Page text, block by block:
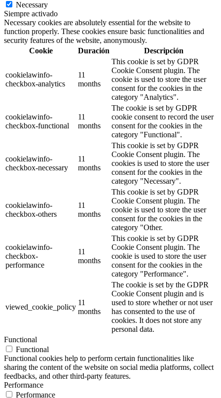
Necessary
Siempre activado
Necessary cookies are absolutely essential for the website to
function properly. These cookies ensure basic functionalities and
security features of the website, anonymously.
Cookie
Duración Descripción
cookielawinfo-
checkbox-analytics
11
months
This cookie is set by GDPR
Cookie Consent plugin. The
cookie is used to store the user
consent for the cookies in the
category "Analytics".
cookielawinfo-
checkbox-functional
11
months
The cookie is set by GDPR
cookie consent to record the user
consent for the cookies in the
category "Functional".
cookielawinfo-
checkbox-necessary
11
months
This cookie is set by GDPR
Cookie Consent plugin. The
cookies is used to store the user
consent for the cookies in the
category "Necessary".
cookielawinfo-
checkbox-others
11
months
This cookie is set by GDPR
Cookie Consent plugin. The
cookie is used to store the user
consent for the cookies in the
category "Other.
cookielawinfo-
checkbox-
performance
11
months
This cookie is set by GDPR
Cookie Consent plugin. The
cookie is used to store the user
consent for the cookies in the
category "Performance".
viewed_cookie_policy
11
months
The cookie is set by the GDPR
Cookie Consent plugin and is
used to store whether or not user
has consented to the use of
cookies. It does not store any
personal data.
Functional
Functional
Functional cookies help to perform certain functionalities like
sharing the content of the website on social media platforms, collect
feedbacks, and other third-party features.
Performance
Performance